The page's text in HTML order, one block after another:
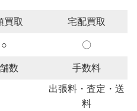
買取 宅配買取
○ 〇
数 手数料
出張料・査定・送
料